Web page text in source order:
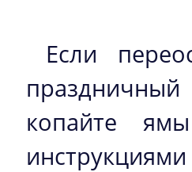
Если
копайте